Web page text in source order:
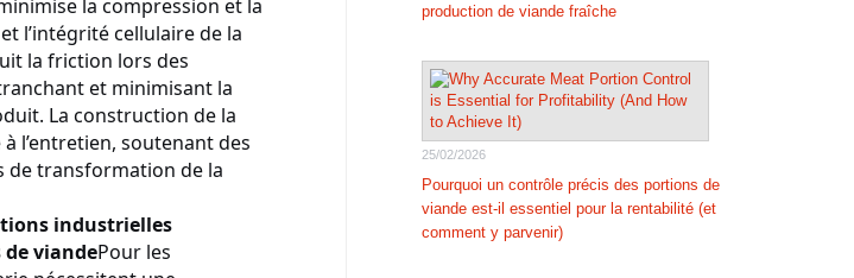
production de viande fraîche
25/02/2026
Pourquoi un contrôle précis des portions de
viande est-il essentiel pour la rentabilité (et
comment y parvenir)